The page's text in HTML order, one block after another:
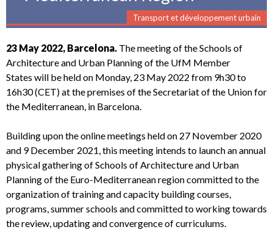
Transport et développement urbain
23 May 2022, Barcelona. The meeting of the Schools of
Architecture and Urban Planning of the UfM Member
States will be held on Monday, 23 May 2022 from 9h30 to
16h30 (CET) at the premises of the Secretariat of the Union for
the Mediterranean, in Barcelona.
Building upon the online meetings held on 27 November 2020
and 9 December 2021, this meeting intends to launch an annual
physical gathering of Schools of Architecture and Urban
Planning of the Euro-Mediterranean region committed to the
organization of training and capacity building courses,
programs, summer schools and committed to working towards
the review, updating and convergence of curriculums.